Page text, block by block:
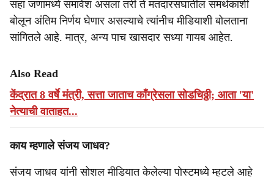
सहा जणांमध्ये समावेश असला तरी ते मतदारसंघातील समर्थकांशी
बोलून अंतिम निर्णय घेणार असल्याचे त्यांनीच मीडियाशी बोलताना
सांगितले आहे. मात्र, अन्य पाच खासदार सध्या गायब आहेत.
Also Read
केंद्रात 8 वर्षे मंत्री, सत्ता जाताच काँग्रेसला सोडचिठ्ठी; आता 'या'
नेत्याची वाताहत...
काय म्हणाले संजय जाधव?
संजय जाधव यांनी सोशल मीडियात केलेल्या पोस्टमध्ये म्हटले आहे